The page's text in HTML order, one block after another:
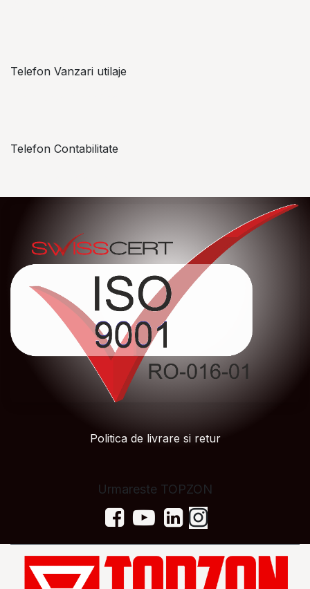
Politica de livrare si retur
Urmareste TOPZON
Telefon Vanzari utilaje
Telefon Contabilitate